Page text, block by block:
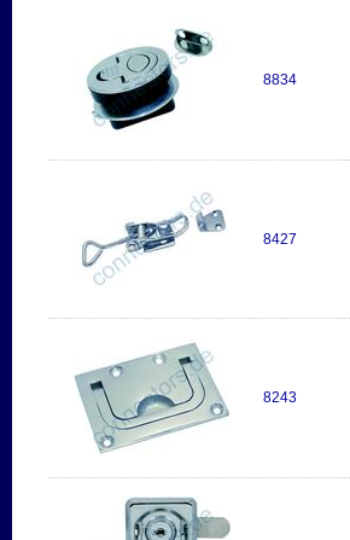
8834
8427
8243